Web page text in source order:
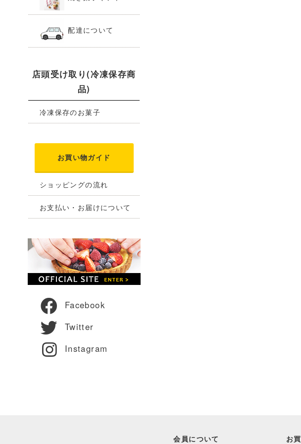
配達について
店頭受け取り(冷凍保存商
品)
冷凍保存のお菓子
お買い物ガイド
ショッピングの流れ
お支払い・お届けについて
Facebook
Twitter
Instagram
会員について お